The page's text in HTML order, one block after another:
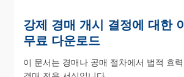
강제 경매 개시 결정에 대한
무료 다운로드
이 문서는 경매나 공매 절차에서 법적 효